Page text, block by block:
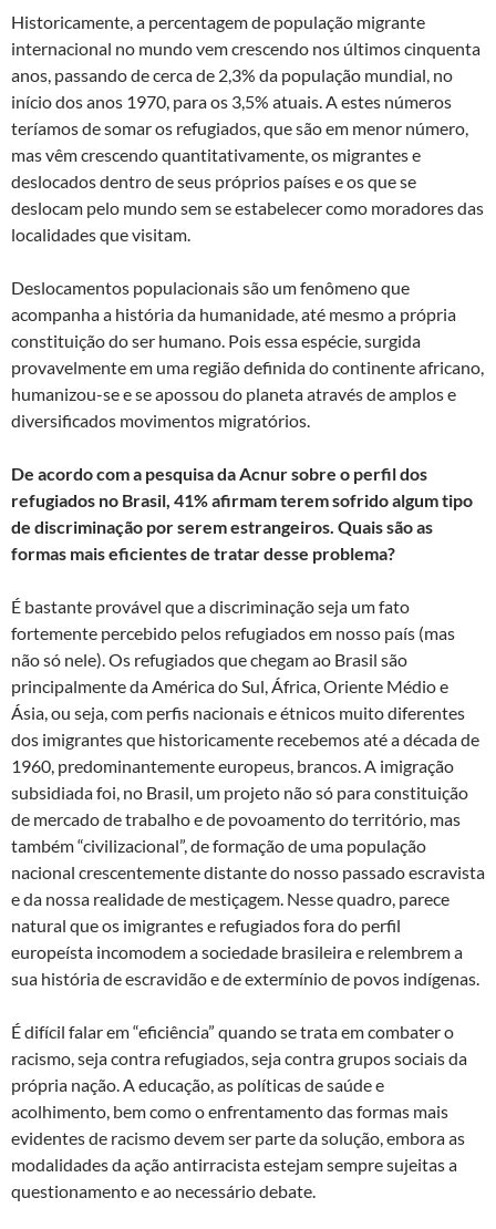
Historicamente, a percentagem de população migrante
internacional no mundo vem crescendo nos últimos cinquenta
anos, passando de cerca de 2,3% da população mundial, no
início dos anos 1970, para os 3,5% atuais. A estes números
teríamos de somar os refugiados, que são em menor número,
mas vêm crescendo quantitativamente, os migrantes e
deslocados dentro de seus próprios países e os que se
deslocam pelo mundo sem se estabelecer como moradores das
localidades que visitam.
Deslocamentos populacionais são um fenômeno que
acompanha a história da humanidade, até mesmo a própria
constituição do ser humano. Pois essa espécie, surgida
provavelmente em uma região definida do continente africano,
humanizou-se e se apossou do planeta através de amplos e
diversificados movimentos migratórios.
De acordo com a pesquisa da Acnur sobre o perfil dos
refugiados no Brasil, 41% afirmam terem sofrido algum tipo
de discriminação por serem estrangeiros. Quais são as
formas mais eficientes de tratar desse problema?
É bastante provável que a discriminação seja um fato
fortemente percebido pelos refugiados em nosso país (mas
não só nele). Os refugiados que chegam ao Brasil são
principalmente da América do Sul, África, Oriente Médio e
Ásia, ou seja, com perfis nacionais e étnicos muito diferentes
dos imigrantes que historicamente recebemos até a década de
1960, predominantemente europeus, brancos. A imigração
subsidiada foi, no Brasil, um projeto não só para constituição
de mercado de trabalho e de povoamento do território, mas
também “civilizacional”, de formação de uma população
nacional crescentemente distante do nosso passado escravista
e da nossa realidade de mestiçagem. Nesse quadro, parece
natural que os imigrantes e refugiados fora do perfil
europeísta incomodem a sociedade brasileira e relembrem a
sua história de escravidão e de extermínio de povos indígenas.
É difícil falar em “eficiência” quando se trata em combater o
racismo, seja contra refugiados, seja contra grupos sociais da
própria nação. A educação, as políticas de saúde e
acolhimento, bem como o enfrentamento das formas mais
evidentes de racismo devem ser parte da solução, embora as
modalidades da ação antirracista estejam sempre sujeitas a
questionamento e ao necessário debate.